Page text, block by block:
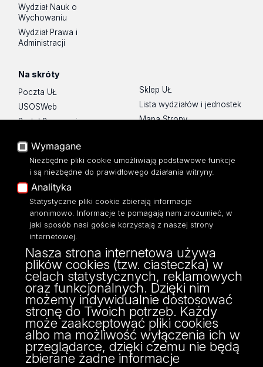
Wydział Nauk o
Wychowaniu
Wydział Prawa i
Administracji
Na skróty
Poczta UŁ
USOSWeb
Portal Pracowniczy
Platforma e-learningowa
Moodle
Eksperci UŁ
Polityka Prywatności
Dostępność
Sklep UŁ
Lista wydziałów i jednostek
Mapa Strony
ul. POW 3/5,
90-255 Łódź
tel: 42/635 53 56
fax: 42/635 50 32
Wymagane
Niezbędne pliki cookie umożliwiają podstawowe funkcje
i są niezbędne do prawidłowego działania witryny.
Analityka
Statystyczne pliki cookie zbierają informacje
anonimowo. Informacje te pomagają nam zrozumieć, w
jaki sposób nasi goście korzystają z naszej strony
internetowej.
Nasza strona internetowa używa
plików cookies (tzw. ciasteczka) w
celach statystycznych, reklamowych
oraz funkcjonalnych. Dzięki nim
możemy indywidualnie dostosować
stronę do Twoich potrzeb. Każdy
może zaakceptować pliki cookies
albo ma możliwość wyłączenia ich w
przeglądarce, dzięki czemu nie będą
zbierane żadne informacje